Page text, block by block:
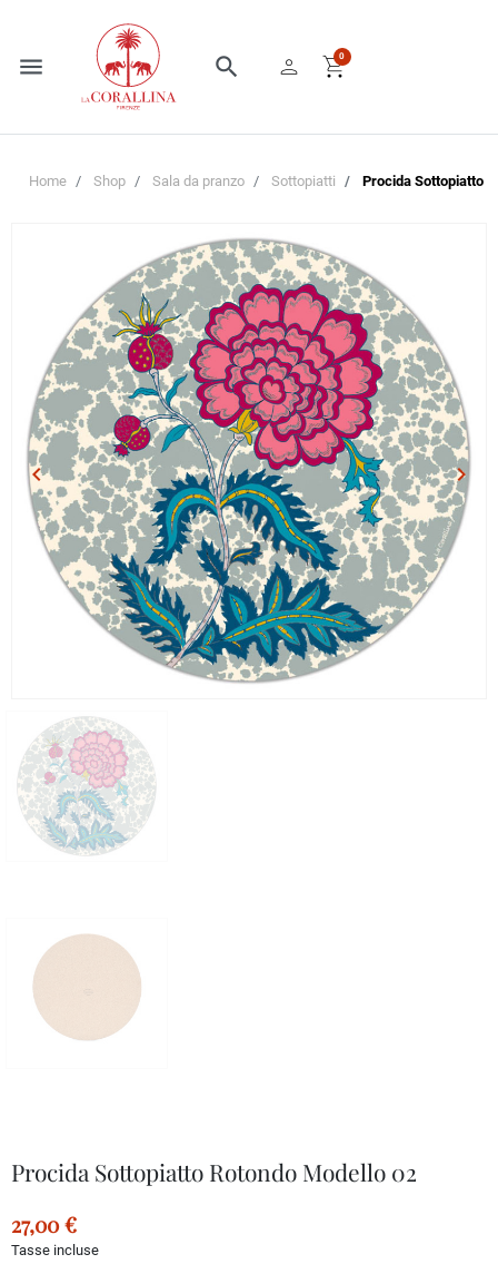
menu search person shopping_cart
0
Home Shop Sala da pranzo Sottopiatti Procida Sottopiatto
Precedente
keyboard_arrow_left keyboard_arrow_right
Procida Sottopiatto Rotondo Modello 02
27,00 €
Tasse incluse